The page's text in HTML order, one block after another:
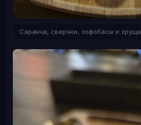
Саранча, сверчки, зофобасы и